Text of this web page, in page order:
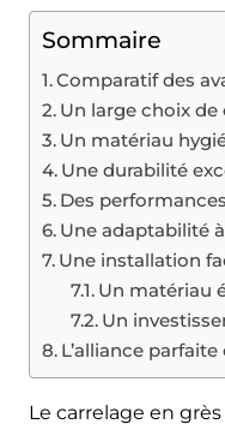
Sommaire
Comparatif des
Un large choix
Un matériau
Une durabilité
Des
Une adaptabilité
Une installation
Un matériau
Un
L’alliance
Le carrelage en